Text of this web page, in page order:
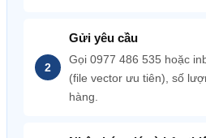
Gửi yêu cầu
Gọi 0977 486 535 hoặc
(file vector ưu tiên), số
hàng.